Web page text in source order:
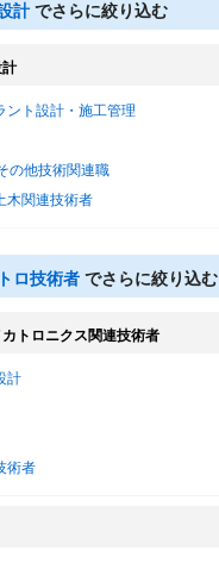
計 でさらに絞り込む
ント設計・施工管理
の他技術関連職
木関連技術者
ロ技術者 でさらに絞り込む
トロニクス関連技術者
計
術者